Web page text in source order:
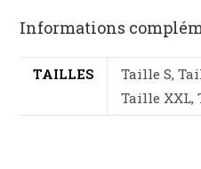
Informations
TAILLES
Taille S,
Taille XXL,